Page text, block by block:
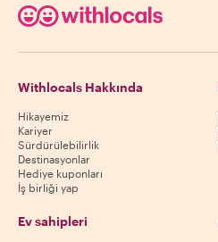
Withlocals Hakkında
Hikayemiz
Kariyer
Sürdürülebilirlik
Destinasyonlar
Hediye kuponları
İş birliği yap
Ev sahipleri